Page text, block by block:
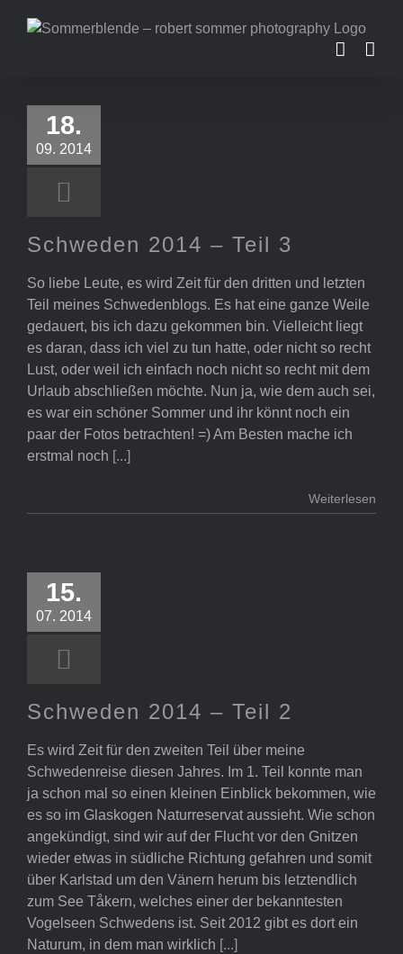
Inhalt
18.
09. 2014
Schweden 2014 – Teil 3
So liebe Leute, es wird Zeit für den dritten und letzten
Teil meines Schwedenblogs. Es hat eine ganze Weile
gedauert, bis ich dazu gekommen bin. Vielleicht liegt
es daran, dass ich viel zu tun hatte, oder nicht so recht
Lust, oder weil ich einfach noch nicht so recht mit dem
Urlaub abschließen möchte. Nun ja, wie dem auch sei,
es war ein schöner Sommer und ihr könnt noch ein
paar der Fotos betrachten! =) Am Besten mache ich
erstmal noch [...]
Weiterlesen
15.
07. 2014
Schweden 2014 – Teil 2
Es wird Zeit für den zweiten Teil über meine
Schwedenreise diesen Jahres. Im 1. Teil konnte man
ja schon mal so einen kleinen Einblick bekommen, wie
es so im Glaskogen Naturreservat aussieht. Wie schon
angekündigt, sind wir auf der Flucht vor den Gnitzen
wieder etwas in südliche Richtung gefahren und somit
über Karlstad um den Vänern herum bis letztendlich
zum See Tåkern, welches einer der bekanntesten
Vogelseen Schwedens ist. Seit 2012 gibt es dort ein
Naturum, in dem man wirklich [...]